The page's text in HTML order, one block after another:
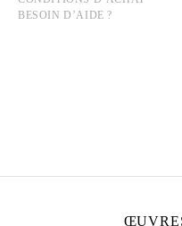
BESOIN D’AIDE ?